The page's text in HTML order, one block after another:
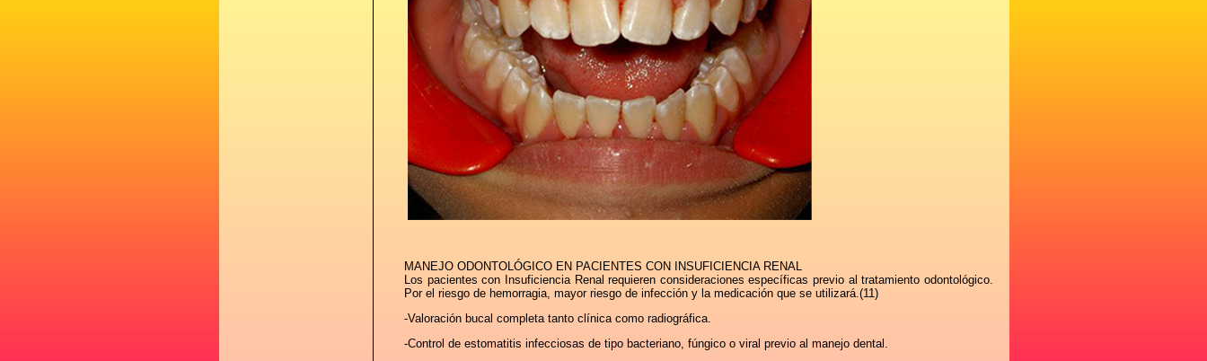
MANEJO ODONTOLÓGICO EN PACIENTES CON INSUFICIENCIA RENAL
Los pacientes con Insuficiencia Renal requieren consideraciones específicas previo al tratamiento odontológico.
Por el riesgo de hemorragia, mayor riesgo de infección y la medicación que se utilizará.(11)
-Valoración bucal completa tanto clínica como radiográfica.
-Control de estomatitis infecciosas de tipo bacteriano, fúngico o viral previo al manejo dental.